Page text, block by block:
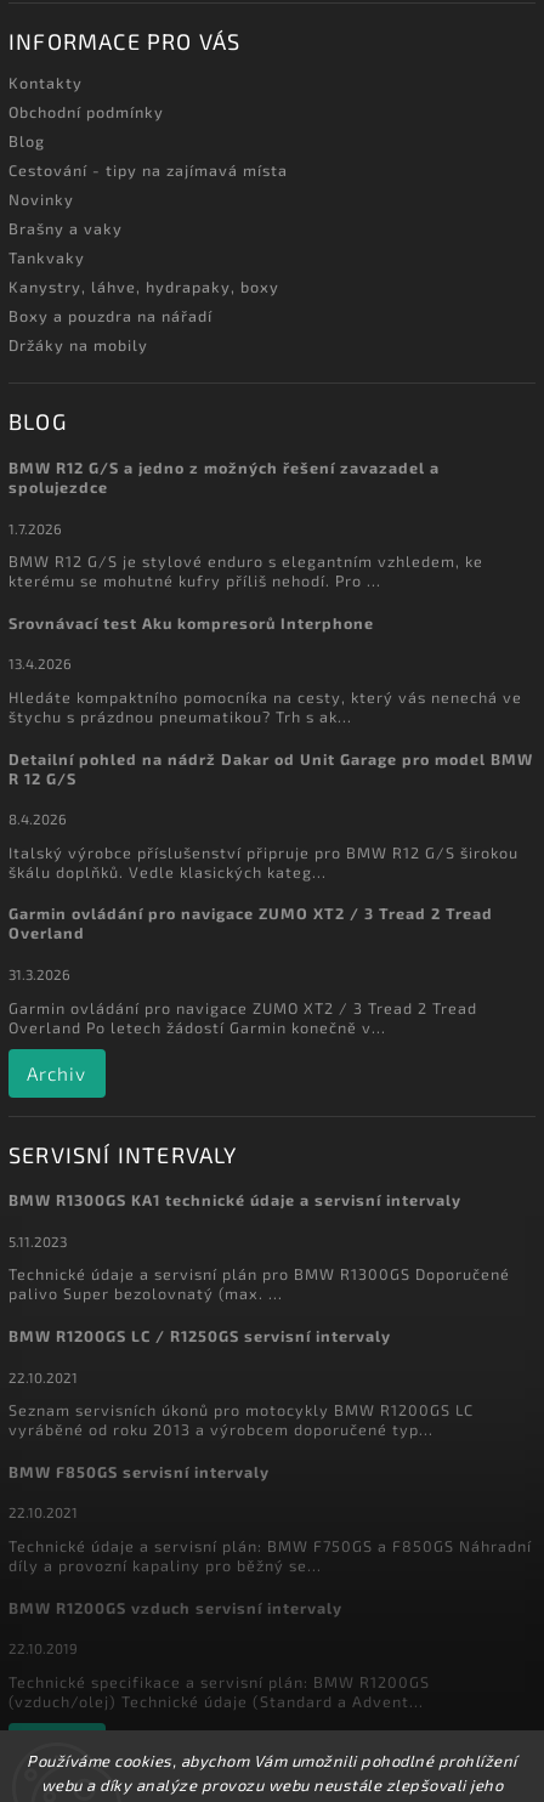
Používáme cookies, abychom Vám umožnili pohodlné prohlížení
webu a díky analýze provozu webu neustále zlepšovali jeho
INFORMACE PRO VÁS
Kontakty
Obchodní podmínky
Blog
Cestování - tipy na zajímavá místa
Novinky
Brašny a vaky
Tankvaky
Kanystry, láhve, hydrapaky, boxy
Boxy a pouzdra na nářadí
Držáky na mobily
BLOG
BMW R12 G/S a jedno z možných řešení zavazadel a
spolujezdce
1.7.2026
BMW R12 G/S je stylové enduro s elegantním vzhledem, ke
kterému se mohutné kufry příliš nehodí. Pro ...
Srovnávací test Aku kompresorů Interphone
13.4.2026
Hledáte kompaktního pomocníka na cesty, který vás nenechá ve
štychu s prázdnou pneumatikou? Trh s ak...
Detailní pohled na nádrž Dakar od Unit Garage pro model BMW
R 12 G/S
8.4.2026
Italský výrobce příslušenství připruje pro BMW R12 G/S širokou
škálu doplňků. Vedle klasických kateg...
Garmin ovládání pro navigace ZUMO XT2 / 3 Tread 2 Tread
Overland
31.3.2026
Garmin ovládání pro navigace ZUMO XT2 / 3 Tread 2 Tread
Overland Po letech žádostí Garmin konečně v...
Archiv
SERVISNÍ INTERVALY
BMW R1300GS KA1 technické údaje a servisní intervaly
5.11.2023
Technické údaje a servisní plán pro BMW R1300GS Doporučené
palivo Super bezolovnatý (max. ...
BMW R1200GS LC / R1250GS servisní intervaly
22.10.2021
Seznam servisních úkonů pro motocykly BMW R1200GS LC
vyráběné od roku 2013 a výrobcem doporučené typ...
BMW F850GS servisní intervaly
22.10.2021
Technické údaje a servisní plán: BMW F750GS a F850GS Náhradní
díly a provozní kapaliny pro běžný se...
BMW R1200GS vzduch servisní intervaly
22.10.2019
Technické specifikace a servisní plán: BMW R1200GS
(vzduch/olej) Technické údaje (Standard a Advent...